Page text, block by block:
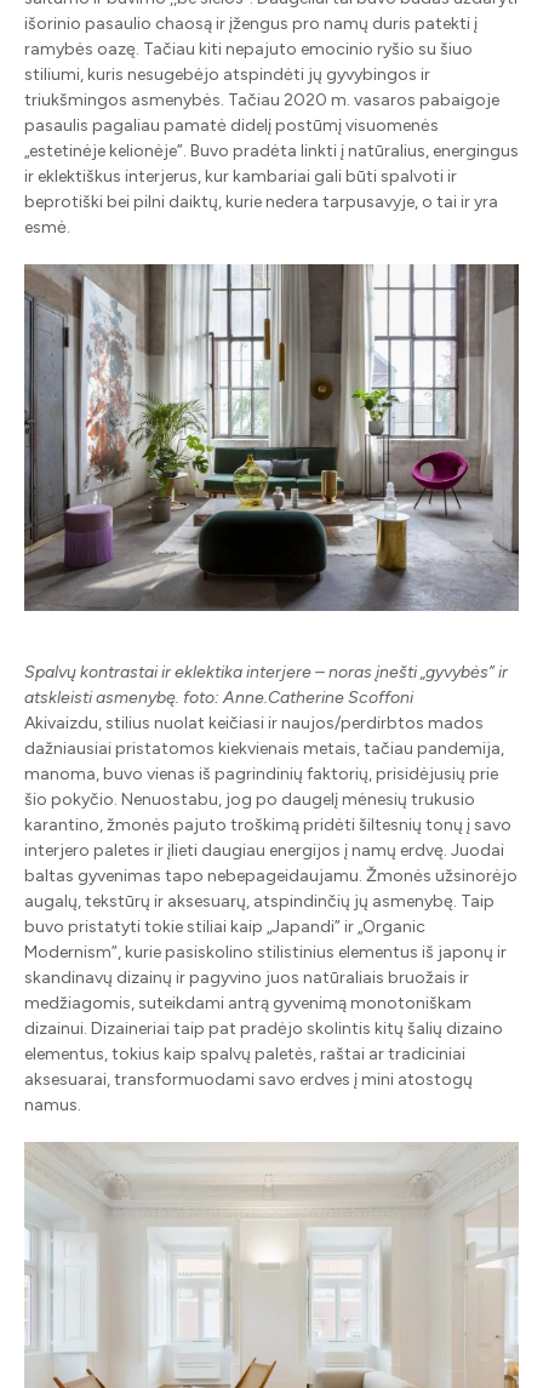
išorinio pasaulio chaosą ir įžengus pro namų duris patekti į
ramybės oazę. Tačiau kiti nepajuto emocinio ryšio su šiuo
stiliumi, kuris nesugebėjo atspindėti jų gyvybingos ir
triukšmingos asmenybės. Tačiau 2020 m. vasaros pabaigoje
pasaulis pagaliau pamatė didelį postūmį visuomenės
„estetinėje kelionėje”. Buvo pradėta linkti į natūralius, energingus
ir eklektiškus interjerus, kur kambariai gali būti spalvoti ir
beprotiški bei pilni daiktų, kurie nedera tarpusavyje, o tai ir yra
esmė.
Spalvų kontrastai ir eklektika interjere – noras įnešti „gyvybės” ir
atskleisti asmenybę. foto: Anne.Catherine Scoffoni
Akivaizdu, stilius nuolat keičiasi ir naujos/perdirbtos mados
dažniausiai pristatomos kiekvienais metais, tačiau pandemija,
manoma, buvo vienas iš pagrindinių faktorių, prisidėjusių prie
šio pokyčio. Nenuostabu, jog po daugelį mėnesių trukusio
karantino, žmonės pajuto troškimą pridėti šiltesnių tonų į savo
interjero paletes ir įlieti daugiau energijos į namų erdvę. Juodai
baltas gyvenimas tapo nebepageidaujamu. Žmonės užsinorėjo
augalų, tekstūrų ir aksesuarų, atspindinčių jų asmenybę. Taip
buvo pristatyti tokie stiliai kaip „Japandi” ir „Organic
Modernism”, kurie pasiskolino stilistinius elementus iš japonų ir
skandinavų dizainų ir pagyvino juos natūraliais bruožais ir
medžiagomis, suteikdami antrą gyvenimą monotoniškam
dizainui. Dizaineriai taip pat pradėjo skolintis kitų šalių dizaino
elementus, tokius kaip spalvų paletės, raštai ar tradiciniai
aksesuarai, transformuodami savo erdves į mini atostogų
namus.